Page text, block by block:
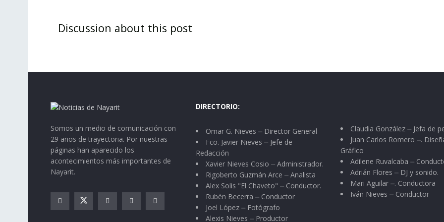
Discussion about this post
Somos un medio de comunicación con
29 años de trayectoria. Por nuestras
páginas han aparecido los
acontecimientos más importantes de
Nayarit.
DIRECTORIO:
Omar G. Nieves ⏤ Director General
Fco. Javier Nieves ⏤ Jefe de
Redacción
Xavier Nieves Cosio ⏤ Administrador.
Rigoberto Guzmán Arce ⏤ Analista
Alex Solis "El Chaveto" ⏤ Conductor.
Rubén Becerra ⏤ Conductor
Joel López ⏤ Fotógrafo
Alexis Nieves ⏤ Productor
Claudia González ⏤ Jefa de
Juan Carlos Romero ⏤.
Gráfico
Adilene Ruvalcaba ⏤
Adrián Flores ⏤ DJ y sonido.
Mari Aguilar ⏤. Conductora
Iván Nieves ⏤ Conductor